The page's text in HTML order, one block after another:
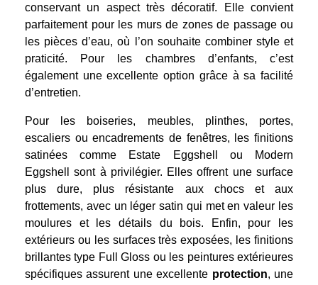
conservant un aspect très décoratif. Elle convient
parfaitement pour les murs de zones de passage ou
les pièces d’eau, où l’on souhaite combiner style et
praticité. Pour les chambres d’enfants, c’est
également une excellente option grâce à sa facilité
d’entretien.
Pour les boiseries, meubles, plinthes, portes,
escaliers ou encadrements de fenêtres, les finitions
satinées comme Estate Eggshell ou Modern
Eggshell sont à privilégier. Elles offrent une surface
plus dure, plus résistante aux chocs et aux
frottements, avec un léger satin qui met en valeur les
moulures et les détails du bois. Enfin, pour les
extérieurs ou les surfaces très exposées, les finitions
brillantes type Full Gloss ou les peintures extérieures
spécifiques assurent une excellente protection, une